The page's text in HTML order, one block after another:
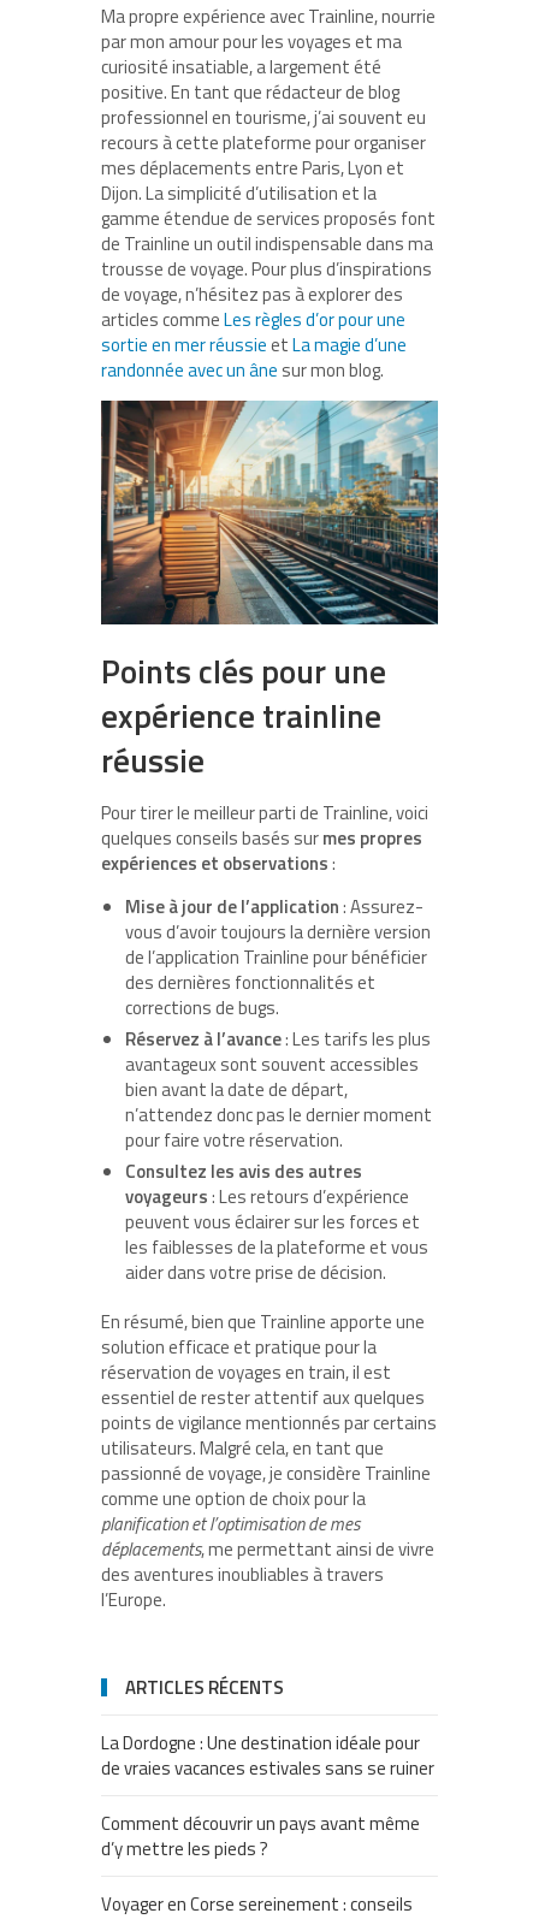
Ma propre expérience avec Trainline, nourrie
par mon amour pour les voyages et ma
curiosité insatiable, a largement été
positive. En tant que rédacteur de blog
professionnel en tourisme, j’ai souvent eu
recours à cette plateforme pour organiser
mes déplacements entre Paris, Lyon et
Dijon. La simplicité d’utilisation et la
gamme étendue de services proposés font
de Trainline un outil indispensable dans ma
trousse de voyage. Pour plus d’inspirations
de voyage, n’hésitez pas à explorer des
articles commeLes règles d’or pour une
sortie en mer réussieetLa magie d’une
randonnée avec un âne sur mon blog.
Points clés pour une
expérience trainline
réussie
Pour tirer le meilleur parti de Trainline, voici
quelques conseils basés surmes propres
expériences et observations:
Mise à jour de l’application: Assurez-
vous d’avoir toujours la dernière version
de l’application Trainline pour bénéficier
des dernières fonctionnalités et
corrections de bugs.
Réservez à l’avance: Les tarifs les plus
avantageux sont souvent accessibles
bien avant la date de départ,
n’attendez donc pas le dernier moment
pour faire votre réservation.
Consultez les avis des autres
voyageurs: Les retours d’expérience
peuvent vous éclairer sur les forces et
les faiblesses de la plateforme et vous
aider dans votre prise de décision.
En résumé, bien que Trainline apporte une
solution efficace et pratique pour la
réservation de voyages en train, il est
essentiel de rester attentif aux quelques
points de vigilance mentionnés par certains
utilisateurs. Malgré cela, en tant que
passionné de voyage, je considère Trainline
comme une option de choix pour la
planification et l’optimisation de mes
déplacements, me permettant ainsi de vivre
des aventures inoubliables à travers
l’Europe.
ARTICLES RÉCENTS
La Dordogne : Une destination idéale pour
de vraies vacances estivales sans se ruiner
Comment découvrir un pays avant même
d’y mettre les pieds ?
Voyager en Corse sereinement : conseils